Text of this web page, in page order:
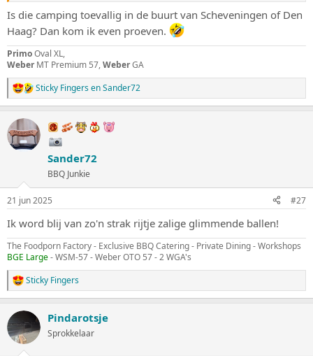
Is die camping toevallig in de buurt van Scheveningen of Den
Haag? Dan kom ik even proeven.
PrimoOval XL,
Weber MT Premium 57,WeberGA
W
a
r
d
e
e
:
Sticky FingersenSander72
Sander72
BBQ Junkie
21 jun 2025 #27
Ik word blij van zo'n strak rijtje zalige glimmende ballen!
The Foodporn Factory - Exclusive BBQ Catering - Private Dining - Workshops
BGE Large- WSM-57 - Weber OTO 57 - 2 WGA's
W
a
r
d
e
Sticky Fingers
Pindarotsje
Sprokkelaar